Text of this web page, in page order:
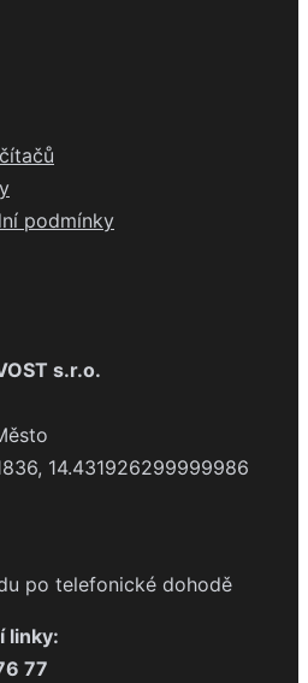
podmínky
s.r.o.
14.431926299999986
po telefonické dohodě
linky:
77